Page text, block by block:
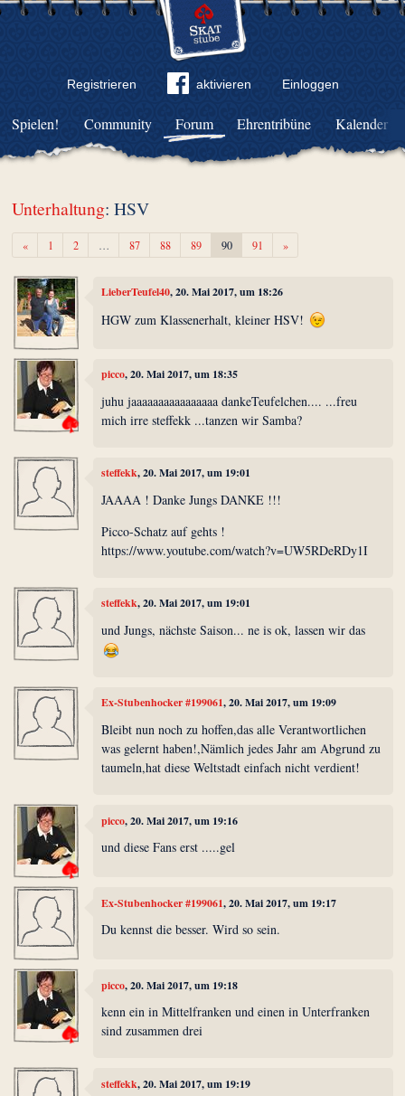
Registrieren aktivieren Einloggen
Community Forum Ehrentribüne Kalender
Spielen!
Unterhaltung: HSV
«Zurück1 2 … 87 88 89 90 91 »Weiter
LieberTeufel40, 20. Mai 2017, um 18:26
HGW zum Klassenerhalt, kleiner HSV!
picco, 20. Mai 2017, um 18:35
juhu jaaaaaaaaaaaaaaaa dankeTeufelchen.... ...freu
mich irre steffekk ...tanzen wir Samba?
steffekk, 20. Mai 2017, um 19:01
JAAAA ! Danke Jungs DANKE !!!
Picco-Schatz auf gehts !
https://www.youtube.com/watch?v=UW5RDeRDy1I
steffekk, 20. Mai 2017, um 19:01
und Jungs, nächste Saison... ne is ok, lassen wir das
Ex-Stubenhocker #199061, 20. Mai 2017, um 19:09
Bleibt nun noch zu hoffen,das alle Verantwortlichen
was gelernt haben!,Nämlich jedes Jahr am Abgrund zu
taumeln,hat diese Weltstadt einfach nicht verdient!
picco, 20. Mai 2017, um 19:16
und diese Fans erst .....gel
Ex-Stubenhocker #199061, 20. Mai 2017, um 19:17
Du kennst die besser. Wird so sein.
picco, 20. Mai 2017, um 19:18
kenn ein in Mittelfranken und einen in Unterfranken
sind zusammen drei
steffekk, 20. Mai 2017, um 19:19